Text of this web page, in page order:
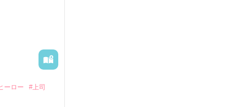
影恭司その
れた上、二
ーロー #上司